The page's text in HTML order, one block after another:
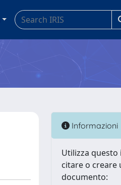
Informazioni
Utilizza
citare o creare
documento: